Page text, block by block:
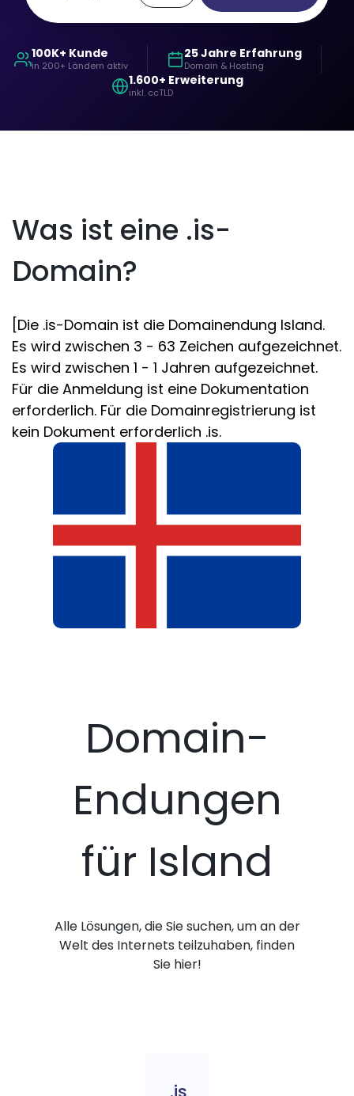
100K+ Kunde
in 200+ Ländern aktiv
25 Jahre Erfahrung
Domain & Hosting
1.600+ Erweiterung
inkl. ccTLD
Was ist eine .is-
Domain?
[Die .is-Domain ist die Domainendung Island.
Es wird zwischen 3 - 63 Zeichen aufgezeichnet.
Es wird zwischen 1 - 1 Jahren aufgezeichnet.
Für die Anmeldung ist eine Dokumentation
erforderlich. Für die Domainregistrierung ist
kein Dokument erforderlich .is.
Domain-
Endungen
für Island
Alle Lösungen, die Sie suchen, um an der
Welt des Internets teilzuhaben, finden
Sie hier!